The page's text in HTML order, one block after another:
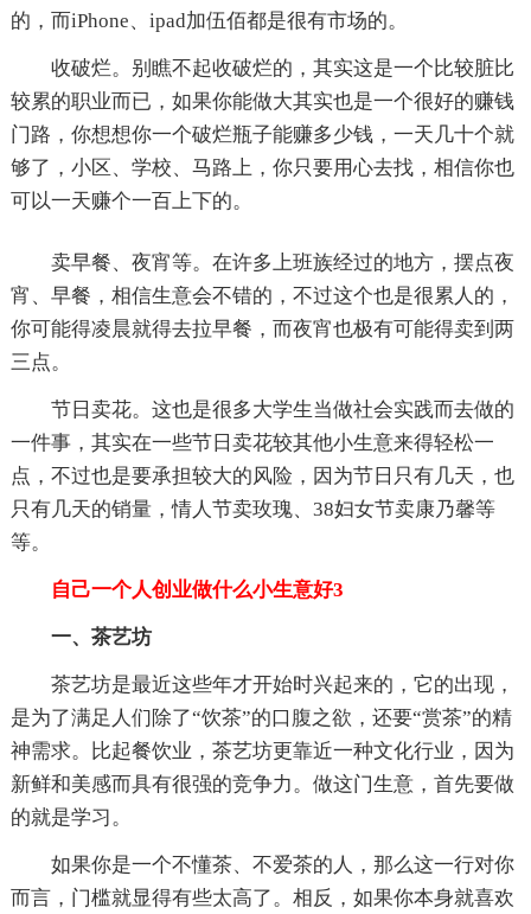
的，而iPhone、ipad加伍佰都是很有市场的。
收破烂。别瞧不起收破烂的，其实这是一个比较脏比
较累的职业而已，如果你能做大其实也是一个很好的赚钱
门路，你想想你一个破烂瓶子能赚多少钱，一天几十个就
够了，小区、学校、马路上，你只要用心去找，相信你也
可以一天赚个一百上下的。
卖早餐、夜宵等。在许多上班族经过的地方，摆点夜
宵、早餐，相信生意会不错的，不过这个也是很累人的，
你可能得凌晨就得去拉早餐，而夜宵也极有可能得卖到两
三点。
节日卖花。这也是很多大学生当做社会实践而去做的
一件事，其实在一些节日卖花较其他小生意来得轻松一
点，不过也是要承担较大的风险，因为节日只有几天，也
只有几天的销量，情人节卖玫瑰、38妇女节卖康乃馨等
等。
自己一个人创业做什么小生意好3
一、茶艺坊
茶艺坊是最近这些年才开始时兴起来的，它的出现，
是为了满足人们除了“饮茶”的口腹之欲，还要“赏茶”的精
神需求。比起餐饮业，茶艺坊更靠近一种文化行业，因为
新鲜和美感而具有很强的竞争力。做这门生意，首先要做
的就是学习。
如果你是一个不懂茶、不爱茶的人，那么这一行对你
而言，门槛就显得有些太高了。相反，如果你本身就喜欢